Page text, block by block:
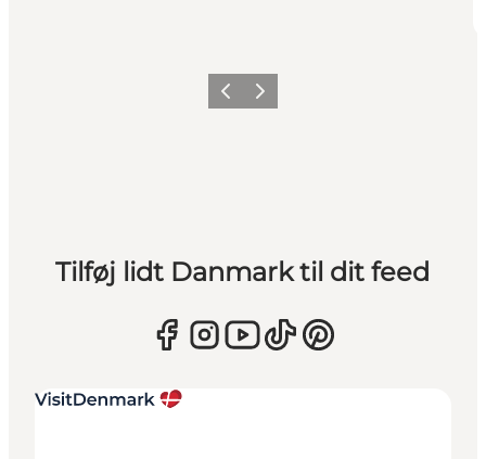
ForrigeNæste
Tilføj lidt Danmark til dit feed